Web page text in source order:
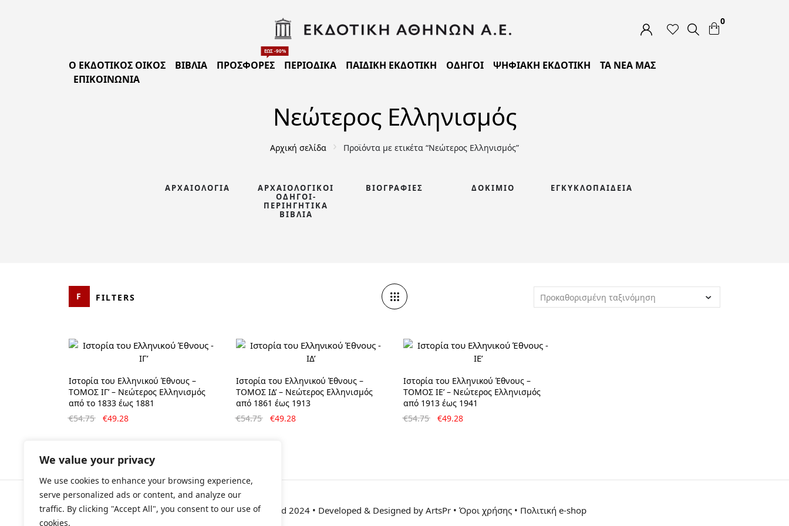
We value your privacy
We use cookies to enhance your browsing experience,
serve personalized ads or content, and analyze our
traffic. By clicking "Accept All", you consent to our use of
cookies.
0
Ο ΕΚΔΟΤΙΚΟΣ ΟΙΚΟΣ ΒΙΒΛΊΑ ΠΡΟΣΦΟΡΈΣ
ΈΩΣ -90%
ΠΕΡΙΟΔΙΚΑ ΠΑΙΔΙΚΗ ΕΚΔΟΤΙΚΗ ΟΔΗΓΟΙ ΨΗΦΙΑΚΗ ΕΚΔΟΤΙΚΗ
ΤΑ ΝΕΑ ΜΑΣ
ΕΠΙΚΟΙΝΩΝΊΑ
Νεώτερος Ελληνισμός
Αρχική σελίδα Προϊόντα με ετικέτα “Νεώτερος Ελληνισμός”
ΑΡΧΑΙΟΛΟΓΊΑ
ΑΡΧΑΙΟΛΟΓΙΚΟΊ
ΟΔΗΓΟΊ-
ΠΕΡΙΗΓΗΤΙΚΆ
ΒΙΒΛΊΑ
ΒΙΟΓΡΑΦΊΕΣ ΔΟΚΊΜΙΟ ΕΓΚΥΚΛΟΠΑΊΔΕΙΑ
FILTERS Προκαθορισμένη ταξινόμηση
CATEGORIES
Αρχαιολογία
Αρχαιολογικοί Οδηγοί-
Περιηγητικά Βιβλία
Εγκυκλοπαίδεια
Θρησκεία
Ιστορία
PRICE BRAND
Συλλογικό έργο
Ιστορία του Ελληνικού Έθνους –
ΤΟΜΟΣ ΙΓ’ – Νεώτερος Ελληνισμός
από το 1833 έως 1881
€54.75
Original
€49.28
€49.28.
Ιστορία του Ελληνικού Έθνους –
ΤΟΜΟΣ ΙΔ’ – Νεώτερος Ελληνισμός
από 1861 έως 1913
€54.75
Original
€49.28
Ιστορία του Ελληνικού Έθνους –
ΤΟΜΟΣ ΙΕ’ – Νεώτερος Ελληνισμός
από 1913 έως 1941
€54.75
Original
€49.28
© All rights reserved 2024 • Developed & Designed by ArtsPr • Όροι χρήσης • Πολιτική e-shop